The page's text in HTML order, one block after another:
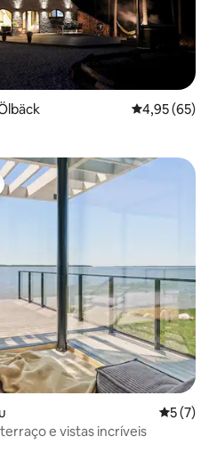
Classificação
4,95 (65)
apreciados
5 (7)
e vistas incríveis